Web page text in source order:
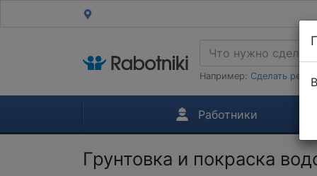
Например: Сделать
Работники
Грунтовка и покраска